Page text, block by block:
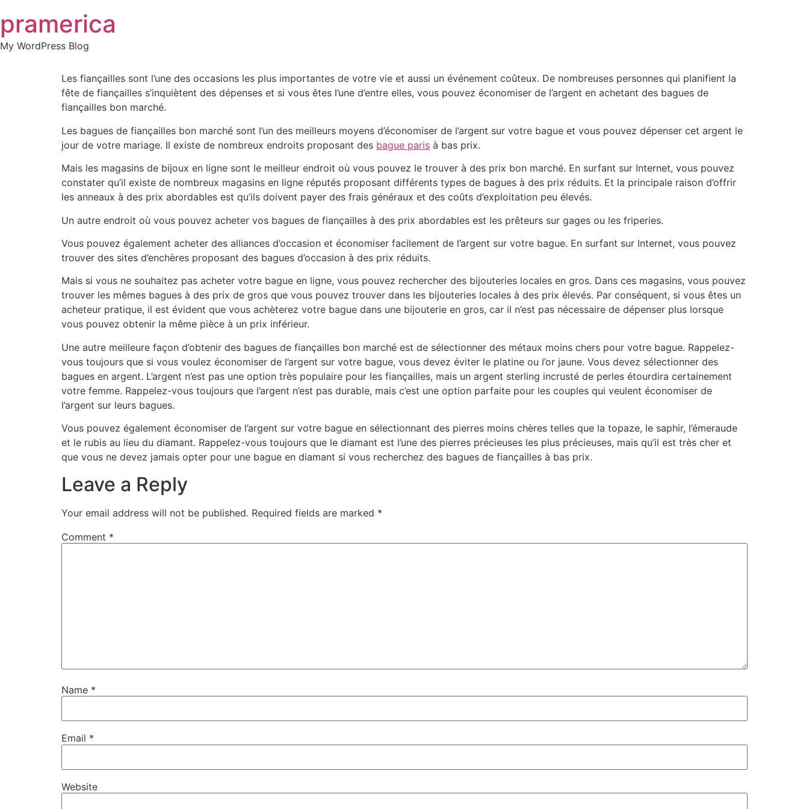
to
content
pramerica
My WordPress Blog
Les fiançailles sont l’une des occasions les plus importantes de votre vie et aussi un événement coûteux. De nombreuses personnes qui planifient la
fête de fiançailles s’inquiètent des dépenses et si vous êtes l’une d’entre elles, vous pouvez économiser de l’argent en achetant des bagues de
fiançailles bon marché.
Les bagues de fiançailles bon marché sont l’un des meilleurs moyens d’économiser de l’argent sur votre bague et vous pouvez dépenser cet argent le
jour de votre mariage. Il existe de nombreux endroits proposant des bague paris à bas prix.
Mais les magasins de bijoux en ligne sont le meilleur endroit où vous pouvez le trouver à des prix bon marché. En surfant sur Internet, vous pouvez
constater qu’il existe de nombreux magasins en ligne réputés proposant différents types de bagues à des prix réduits. Et la principale raison d’offrir
les anneaux à des prix abordables est qu’ils doivent payer des frais généraux et des coûts d’exploitation peu élevés.
Un autre endroit où vous pouvez acheter vos bagues de fiançailles à des prix abordables est les prêteurs sur gages ou les friperies.
Vous pouvez également acheter des alliances d’occasion et économiser facilement de l’argent sur votre bague. En surfant sur Internet, vous pouvez
trouver des sites d’enchères proposant des bagues d’occasion à des prix réduits.
Mais si vous ne souhaitez pas acheter votre bague en ligne, vous pouvez rechercher des bijouteries locales en gros. Dans ces magasins, vous pouvez
trouver les mêmes bagues à des prix de gros que vous pouvez trouver dans les bijouteries locales à des prix élevés. Par conséquent, si vous êtes un
acheteur pratique, il est évident que vous achèterez votre bague dans une bijouterie en gros, car il n’est pas nécessaire de dépenser plus lorsque
vous pouvez obtenir la même pièce à un prix inférieur.
Une autre meilleure façon d’obtenir des bagues de fiançailles bon marché est de sélectionner des métaux moins chers pour votre bague. Rappelez-
vous toujours que si vous voulez économiser de l’argent sur votre bague, vous devez éviter le platine ou l’or jaune. Vous devez sélectionner des
bagues en argent. L’argent n’est pas une option très populaire pour les fiançailles, mais un argent sterling incrusté de perles étourdira certainement
votre femme. Rappelez-vous toujours que l’argent n’est pas durable, mais c’est une option parfaite pour les couples qui veulent économiser de
l’argent sur leurs bagues.
Vous pouvez également économiser de l’argent sur votre bague en sélectionnant des pierres moins chères telles que la topaze, le saphir, l’émeraude
et le rubis au lieu du diamant. Rappelez-vous toujours que le diamant est l’une des pierres précieuses les plus précieuses, mais qu’il est très cher et
que vous ne devez jamais opter pour une bague en diamant si vous recherchez des bagues de fiançailles à bas prix.
Leave a Reply
Your email address will not be published. Required fields are marked *
Comment *
Name *
Email *
Website